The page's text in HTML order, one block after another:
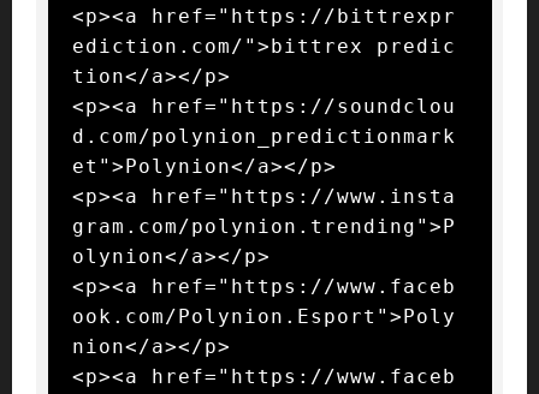
<p><a href="https://bittrexpr
ediction.com/">bittrex predic
tion</a></p>
<p><a href="https://soundclou
d.com/polynion_predictionmark
et">Polynion</a></p>
<p><a href="https://www.insta
gram.com/polynion.trending">P
olynion</a></p>
<p><a href="https://www.faceb
ook.com/Polynion.Esport">Poly
nion</a></p>
<p><a href="https://www.faceb